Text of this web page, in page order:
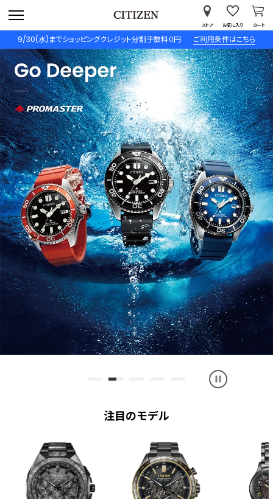
9/30(水)までショッピングクレジット分割手数料０円 ご利用条件はこちら
ストア お気に入り カート
注目のモデル